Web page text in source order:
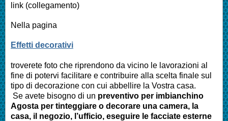
link (collegamento)
Nella pagina
Effetti decorativi
troverete foto che riprendono da vicino le lavorazioni al
fine di potervi facilitare e contribuire alla scelta finale sul
tipo di decorazione con cui abbellire la Vostra casa.
Se avete bisogno di un preventivo per imbianchino
Agosta per tinteggiare o decorare una camera, la
casa, il negozio, l’ufficio, eseguire le facciate esterne